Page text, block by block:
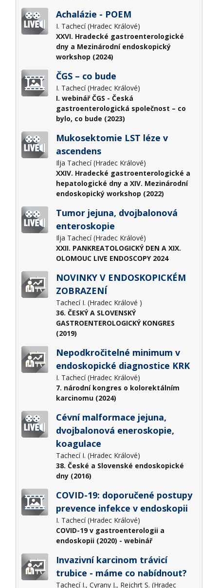
Achalázie - POEM
I. Tachecí (Hradec Králové)
XXVI. Hradecké gastroenterologické
dny a Mezinárodní endoskopický
workshop (2024)
ČGS – co bude
I. Tachecí (Hradec Králové)
I. webinář ČGS - Česká
gastroenterologická společnost – co
bylo, co bude (2023)
Mukosektomie LST léze v
ascendens
Ilja Tachecí (Hradec Králové)
XXIV. Hradecké gastroenterologické a
hepatologické dny a XIV. Mezinárodní
endoskopický workshop (2022)
Tumor jejuna, dvojbalonová
enteroskopie
Ilja Tachecí (Hradec Králové)
XXII. PANKREATOLOGICKÝ DEN A XIX.
OLOMOUC LIVE ENDOSCOPY 2024
NOVINKY V ENDOSKOPICKÉM
ZOBRAZENÍ
Tachecí I. (Hradec Králové )
36. ČESKÝ A SLOVENSKÝ
GASTROENTEROLOGICKÝ KONGRES
(2019)
Nepodkročitelné minimum v
endoskopické diagnostice KRK
I. Tachecí (Hradec Králové)
7. národní kongres o kolorektálním
karcinomu (2024)
Cévní malformace jejuna,
dvojbalonová eneroskopie,
koagulace
Tachecí I. (Hradec Králové)
38. České a Slovenské endoskopické
dny (2016)
COVID-19: doporučené postupy
prevence infekce v endoskopii
I. Tachecí (Hradec Králové)
COVID-19 v gastroenterologii a
endoskopii (2020) - webinář
Invazivní karcinom trávicí
trubice - máme co nabídnout?
Tachecí I., Cyrany J., Rejchrt S. (Hradec